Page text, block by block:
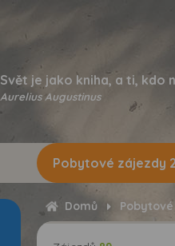
Svět je jako kniha, a ti, kdo
Aurelius Augustinus
Pobytové zájezdy
Domů